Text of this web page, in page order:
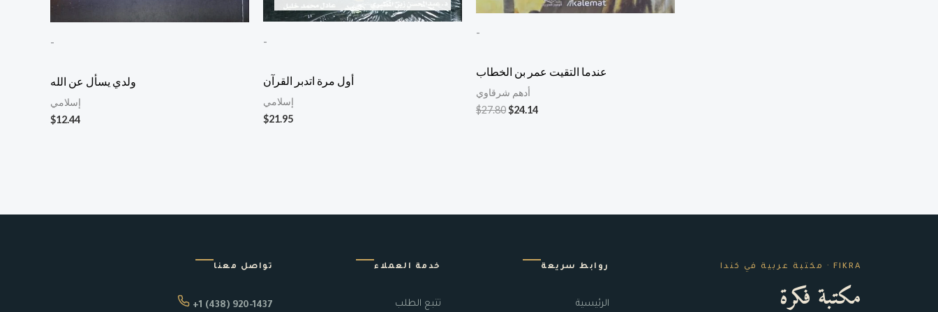
-
ولدي يسأل عن الله
إسلامي
$12.44
-
أول مرة اتدبر القرآن
إسلامي
$21.95
-
عندما التقيت عمر بن الخطاب
أدهم شرقاوي
$27.80$24.14
FIKRA · مكتبة عربية في كندا
مكتبة فكرة
روابط سريعة
الرئيسية
خدمة العملاء
تتبع الطلب
تواصل معنا
+1 (438) 920-1437